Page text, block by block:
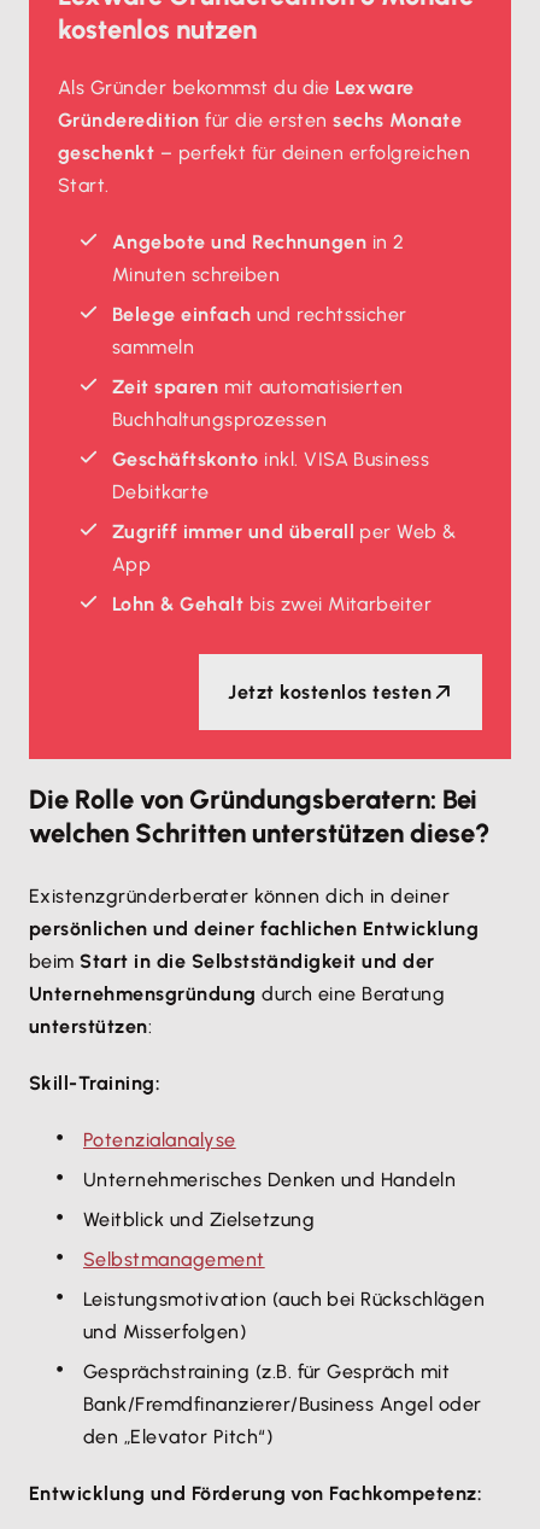
kostenlos nutzen
Als Gründer bekommst du die Lexware
Gründeredition für die erstensechs Monate
geschenkt – perfekt für deinen erfolgreichen
Start.
Angebote und Rechnungen in 2
Minuten schreiben
Belege einfach und rechtssicher
sammeln
Zeit sparen mit automatisierten
Buchhaltungsprozessen
Geschäftskonto inkl. VISA Business
Debitkarte
Zugriff immer und überall per Web &
App
Lohn & Gehalt bis zwei Mitarbeiter
Jetzt kostenlos testen
Die Rolle von Gründungsberatern: Bei
welchen Schritten unterstützen diese?
Existenzgründerberater können dich in deiner
persönlichen und deiner fachlichen Entwicklung
beimStart in die Selbstständigkeit und der
Unternehmensgründung durch eine Beratung
unterstützen:
Skill-Training:
Potenzialanalyse
Unternehmerisches Denken und Handeln
Weitblick und Zielsetzung
Selbstmanagement
Leistungsmotivation (auch bei Rückschlägen
und Misserfolgen)
Gesprächstraining (z.B. für Gespräch mit
Bank/Fremdfinanzierer/Business Angel oder
den „Elevator Pitch“)
Entwicklung und Förderung von Fachkompetenz: